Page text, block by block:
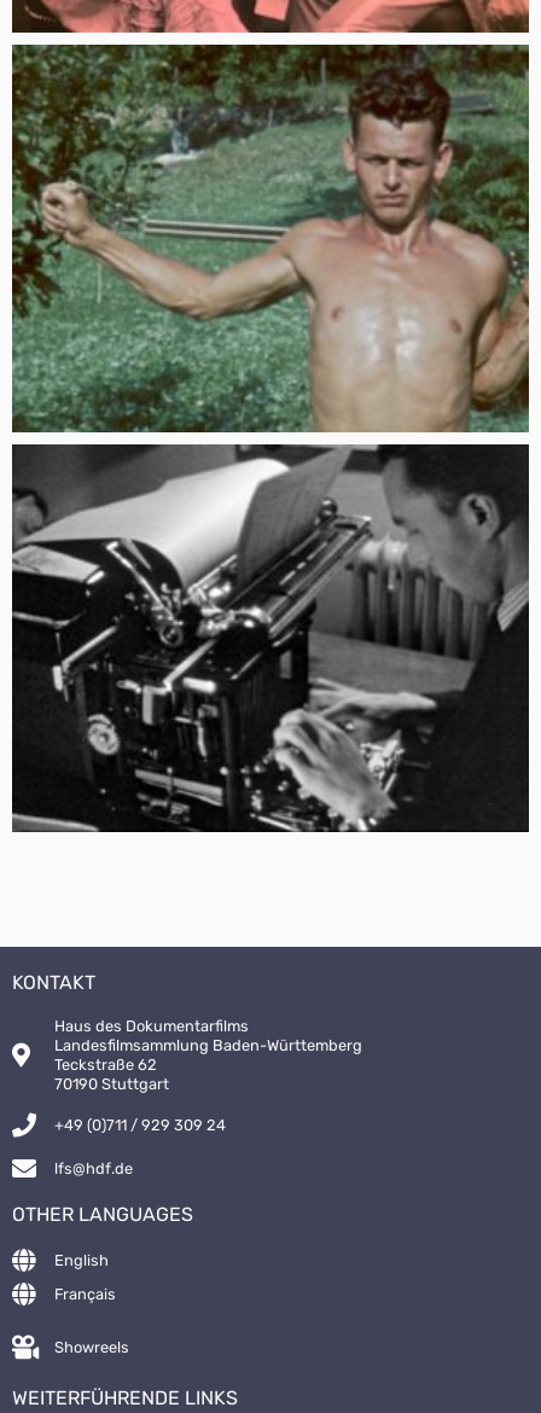
KONTAKT
Haus des Dokumentarfilms
Landesfilmsammlung Baden-Württemberg
Teckstraße 62
70190 Stuttgart
+49 (0)711 / 929 309 24
lfs@hdf.de
OTHER LANGUAGES
English
Français
Showreels
WEITERFÜHRENDE LINKS